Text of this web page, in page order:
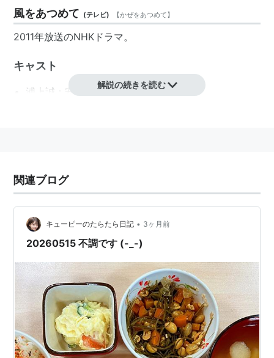
風をあつめて (テレビ) 【かぜをあつめて】
2011年放送のNHKドラマ。
キャスト
浦上誠： 安田顕
浦上杏子（4歳）：
倉橋悦子：吉田羊
倉橋和樹：
医師：
看護師：
常石梨乃
看護師：
根本江理子
松之下：上田耕一
関根健介：平田満
解説の続きを読む
関連ブログ
キューピーのたらたら日記 • 3ヶ月前
20260515 不調です (-_-)